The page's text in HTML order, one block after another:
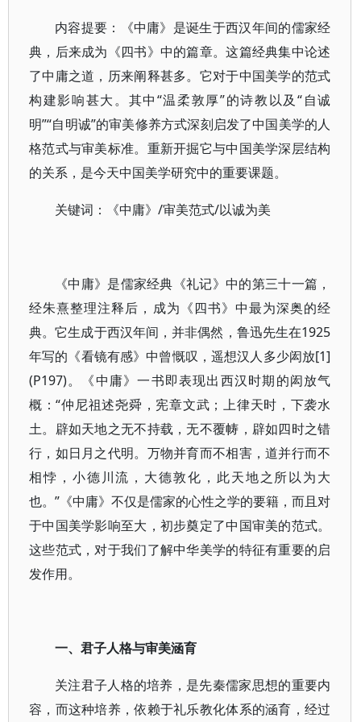
内容提要：《中庸》是诞生于西汉年间的儒家经
典，后来成为《四书》中的篇章。这篇经典集中论述
了中庸之道，历来阐释甚多。它对于中国美学的范式
构建影响甚大。其中“温柔敦厚”的诗教以及“自诚
明”“自明诚”的审美修养方式深刻启发了中国美学的人
格范式与审美标准。重新开掘它与中国美学深层结构
的关系，是今天中国美学研究中的重要课题。
关键词：《中庸》/审美范式/以诚为美
《中庸》是儒家经典《礼记》中的第三十一篇，
经朱熹整理注释后，成为《四书》中最为深奥的经
典。它生成于西汉年间，并非偶然，鲁迅先生在1925
年写的《看镜有感》中曾慨叹，遥想汉人多少闳放[1]
(P197)。《中庸》一书即表现出西汉时期的闳放气
概：“仲尼祖述尧舜，宪章文武；上律天时，下袭水
土。辟如天地之无不持载，无不覆帱，辟如四时之错
行，如日月之代明。万物并育而不相害，道并行而不
相悖，小德川流，大德敦化，此天地之所以为大
也。”《中庸》不仅是儒家的心性之学的要籍，而且对
于中国美学影响至大，初步奠定了中国审美的范式。
这些范式，对于我们了解中华美学的特征有重要的启
发作用。
一、君子人格与审美涵育
关注君子人格的培养，是先秦儒家思想的重要内
容，而这种培养，依赖于礼乐教化体系的涵育，经过